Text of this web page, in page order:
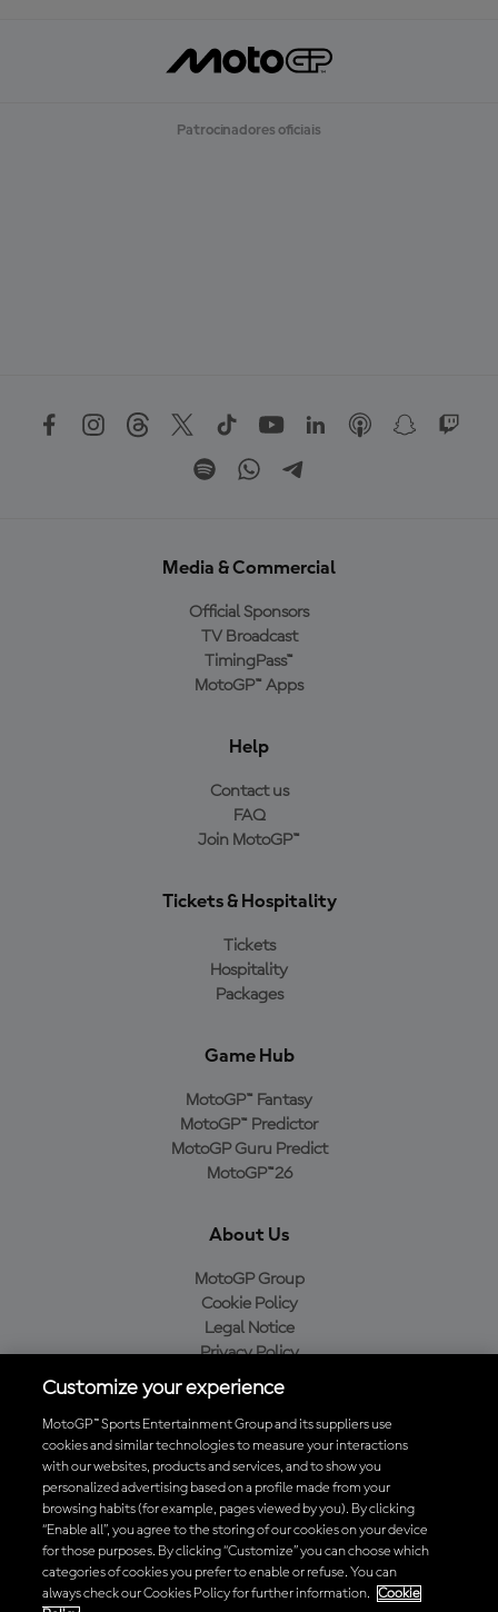
Patrocinadores oficiais
Media & Commercial
Official Sponsors
TV Broadcast
TimingPass™
MotoGP™ Apps
Help
Contact us
FAQ
Join MotoGP™
Tickets & Hospitality
Tickets
Hospitality
Packages
Game Hub
MotoGP™ Fantasy
MotoGP™ Predictor
MotoGP Guru Predict
MotoGP™26
About Us
MotoGP Group
Cookie Policy
Legal Notice
Privacy Policy
Purchase Policy
Baixe o aplicativo oficial da MotoGP™
© 2026 MotoGP Sports Entertainment Group. Todos os direitos
reservados. Todas as marcas registradas pertencem aos seus
Customize your experience
MotoGP™ Sports Entertainment Group and its suppliers use
cookies and similar technologies to measure your interactions
with our websites, products and services, and to show you
personalized advertising based on a profile made from your
browsing habits (for example, pages viewed by you). By clicking
“Enable all”, you agree to the storing of our cookies on your device
for those purposes. By clicking “Customize” you can choose which
categories of cookies you prefer to enable or refuse. You can
always check our Cookies Policy for further information.
Cookie